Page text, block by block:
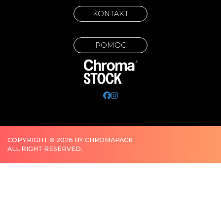
KONTAKT
POMOC
COPYRIGHT © 2026 BY CHROMAPACK.
ALL RIGHT RESERVED.